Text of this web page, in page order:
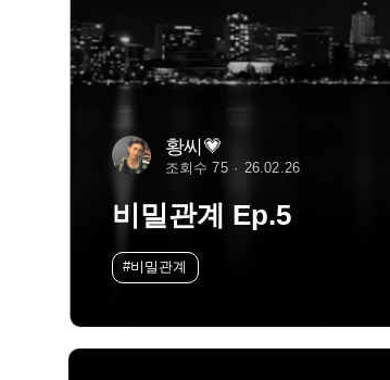
황씨💗
조회수 75 26.02.26
비밀관계 Ep.5
#비밀관계